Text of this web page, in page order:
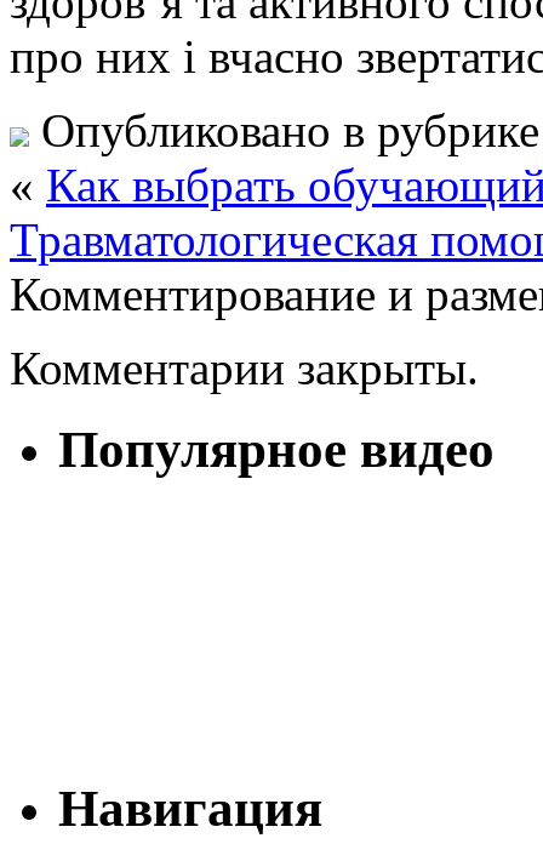
про них і вчасно
Опубликовано в
« Как выбрать
Травматологическая
Комментирование и
Комментарии закрыты.
Популярное видео
Навигация